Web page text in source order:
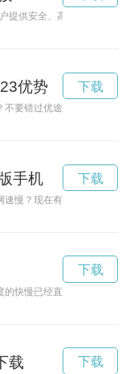
提供安全、高速网络访问服
优势
要错过优途加速器官网，让
下载
手机
慢？现在有一款免费加速
下载
的快慢已经直接关系到我们
下载
载 下载